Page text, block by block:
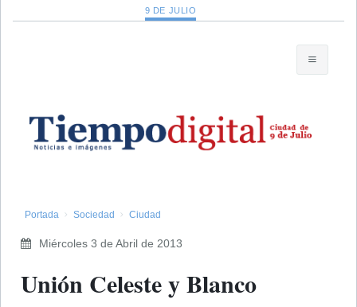
9 DE JULIO
Portada Sociedad Ciudad
Miércoles 3 de Abril de 2013
Unión Celeste y Blanco